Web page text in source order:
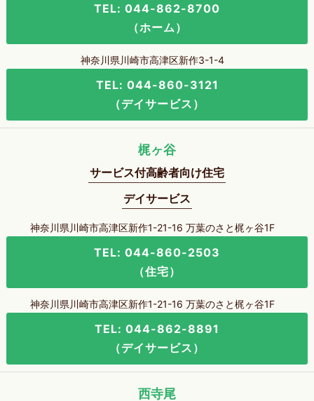
TEL: 044-862-8700
（ホーム）
神奈川県川崎市高津区新作3-1-4
TEL: 044-860-3121
（デイサービス）
梶ヶ谷
サービス付高齢者向け住宅
デイサービス
神奈川県川崎市高津区新作1-21-16 万葉のさと梶ヶ谷1F
TEL: 044-860-2503
（住宅）
神奈川県川崎市高津区新作1-21-16 万葉のさと梶ヶ谷1F
TEL: 044-862-8891
（デイサービス）
西寺尾